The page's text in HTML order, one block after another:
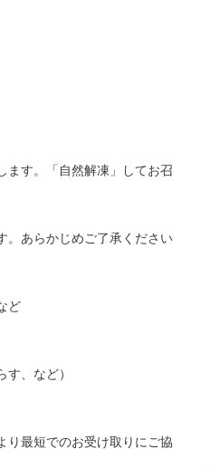
ます。「自然解凍」してお召
。あらかじめご了承ください
ど
、など）
り最短でのお受け取りにご協